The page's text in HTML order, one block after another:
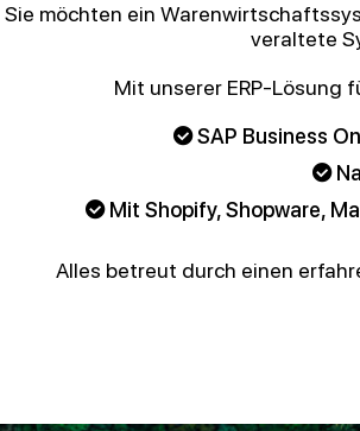
Sie möchten ein
veraltete
Mit unserer ERP-Lösung
SAP Business
Mit Shopify, Shopware,
Alles betreut durch einen